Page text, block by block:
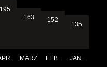
195
163
MÄRZ
152
FEB.
135
JAN.